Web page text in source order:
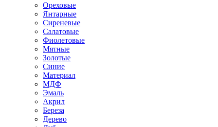
Ореховые
Янтарные
Сиреневые
Салатовые
Фиолетовые
Мятные
Золотые
Синие
Материал
МДФ
Эмаль
Акрил
Береза
Дерево